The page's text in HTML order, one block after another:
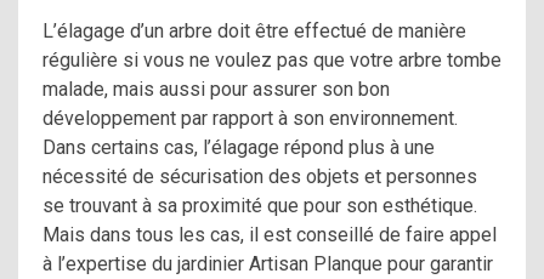
L’élagage d’un arbre doit être effectué de manière
régulière si vous ne voulez pas que votre arbre tombe
malade, mais aussi pour assurer son bon
développement par rapport à son environnement.
Dans certains cas, l’élagage répond plus à une
nécessité de sécurisation des objets et personnes
se trouvant à sa proximité que pour son esthétique.
Mais dans tous les cas, il est conseillé de faire appel
à l’expertise du jardinier Artisan Planque pour garantir